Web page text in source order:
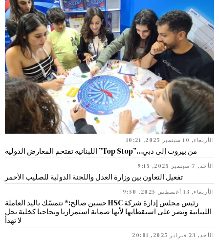
الأربعاء, 10 سبتمبر 2025, 10:21
من بيروت إلى دبي…”Top Stop” اللبنانية تقتحم المعارض الدولية
الأحد, 7 سبتمبر 2025, 9:15
تفعيل التعاون بين وزارة العدل واللجنة الدولية للصليب الأحمر
الأربعاء, 13 أغسطس 2025, 9:50
رئيس مجلس إدارة شركة HSC حسين صالح:* نتمسّك باليد العاملة
اللبنانية ونصر على استقطابها لأنها ضمانة استمرارنا ونجاحنا كخلية نحل
لا تهدأ
الأحد, 23 فبراير 2025, 20:01